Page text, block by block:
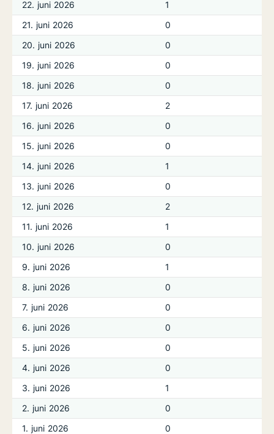
22. juni 2026
1
21. juni 2026
0
20. juni 2026
0
19. juni 2026
0
18. juni 2026
0
17. juni 2026
2
16. juni 2026
0
15. juni 2026
0
14. juni 2026
1
13. juni 2026
0
12. juni 2026
2
11. juni 2026
1
10. juni 2026
0
9. juni 2026
1
8. juni 2026
0
7. juni 2026
0
6. juni 2026
0
5. juni 2026
0
4. juni 2026
0
3. juni 2026
1
2. juni 2026
0
1. juni 2026
0